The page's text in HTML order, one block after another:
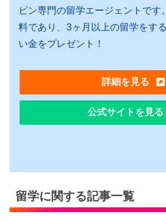
ピン専門の留学エージェントです
料であり、3ヶ月以上の留学をす
い金をプレゼント！
詳細を見る
公式サイトを見る
留学に関する記事一覧